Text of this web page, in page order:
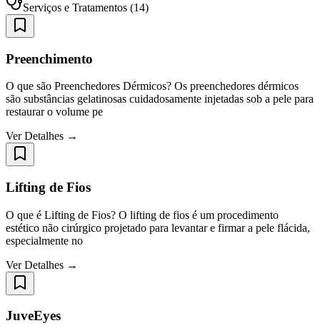
Serviços e Tratamentos (14)
Preenchimento
O que são Preenchedores Dérmicos? Os preenchedores dérmicos
são substâncias gelatinosas cuidadosamente injetadas sob a pele para
restaurar o volume pe
Ver Detalhes →
Lifting de Fios
O que é Lifting de Fios? O lifting de fios é um procedimento
estético não cirúrgico projetado para levantar e firmar a pele flácida,
especialmente no
Ver Detalhes →
JuveEyes